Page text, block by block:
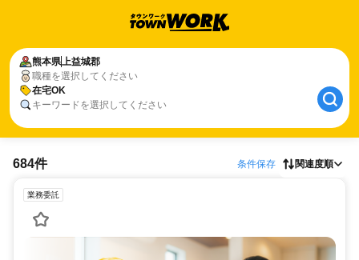
熊本県上益城郡
職種を選択してください
在宅OK
キーワードを選択してください
684件 条件保存 関連度順
業務委託